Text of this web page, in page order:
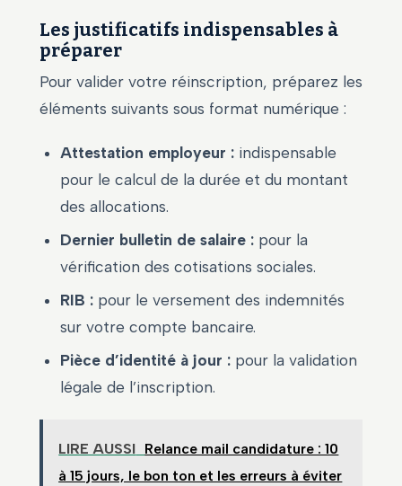
Les justificatifs indispensables à
préparer
Pour valider votre réinscription, préparez les
éléments suivants sous format numérique :
Attestation employeur : indispensable
pour le calcul de la durée et du montant
des allocations.
Dernier bulletin de salaire : pour la
vérification des cotisations sociales.
RIB : pour le versement des indemnités
sur votre compte bancaire.
Pièce d’identité à jour : pour la validation
légale de l’inscription.
LIRE AUSSI Relance mail candidature : 10
à 15 jours, le bon ton et les erreurs à éviter